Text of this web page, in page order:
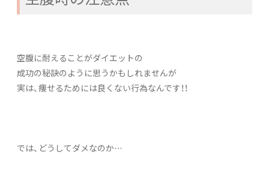
⁮空腹に耐えることがダイエットの
成功の秘訣のように思うかもしれませんが
実は、痩せるためには良くない行為なんです！！
では、どうしてダメなのか…